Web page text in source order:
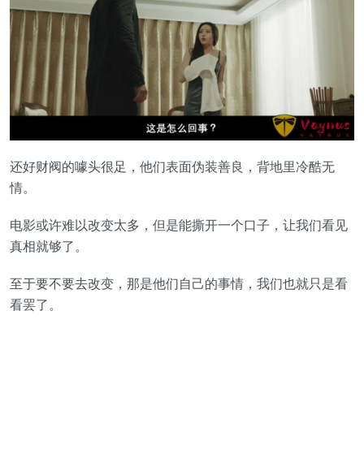
还好财阀的噱头很足，他们表面伪装善良，背地里冷酷无
情。
电影或许难以改变太多，但是能撕开一个口子，让我们看见
真相就够了。
至于要不要去改变，那是他们自己的事情，我们也就只是看
看罢了。